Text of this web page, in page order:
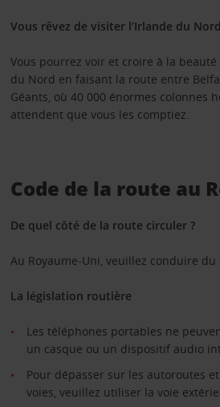
Vous rêvez de visiter l’Irlande du
Vous pourrez voir et croire à la
du Nord en faisant la route entre
Géants, où 40 000 énormes colonnes
attendent que vous les comptiez.
Code de la route au
De quel côté de la route circuler ?
Au Royaume-Uni, veuillez conduire
La législation routière
Les téléphones portables ne
un casque ou un dispositif audio
Pour dépasser sur les autoroutes
voies, veuillez utiliser la voie